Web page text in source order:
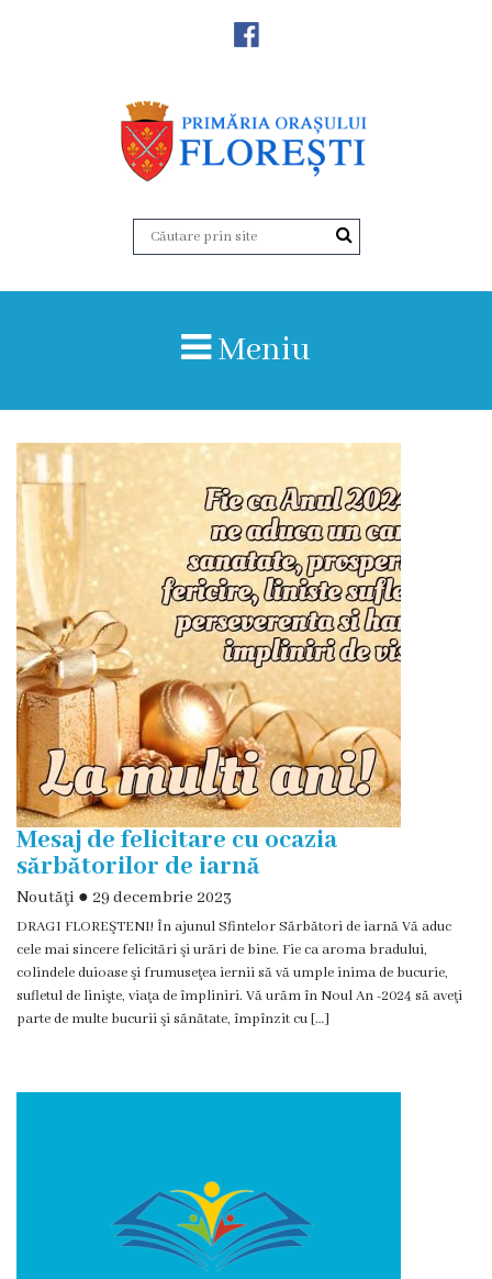
Primăria
Structura,
Organigrama
și
efectivul
limită
ale
Primăriei
Dispoziţiile
primarului
Rapoartele
primarului
Proiecte
investiționale
Proiecte
spre
finanțare
Meniu
Mesaj de felicitare cu ocazia
sărbătorilor de iarnă
Noutăţi ● 29 decembrie 2023
DRAGI FLOREŞTENI! În ajunul Sfintelor Sărbători de iarnă Vă aduc
cele mai sincere felicitări şi urări de bine. Fie ca aroma bradului,
colindele duioase şi frumuseţea iernii să vă umple inima de bucurie,
sufletul de linişte, viaţa de împliniri. Vă urăm în Noul An -2024 să aveţi
parte de multe bucurii şi sănătate, împînzit cu […]